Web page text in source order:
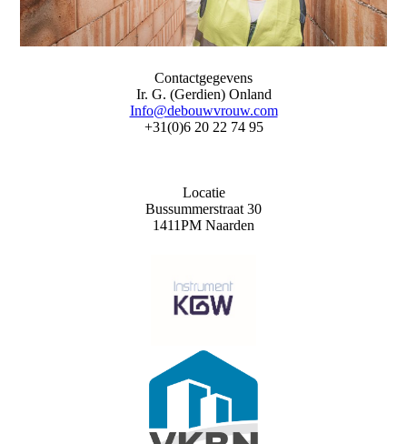
Contactgegevens
Ir. G. (Gerdien) Onland
Info@debouwvrouw.com
+31(0)6 20 22 74 95
Locatie
Bussummerstraat 30
1411PM Naarden